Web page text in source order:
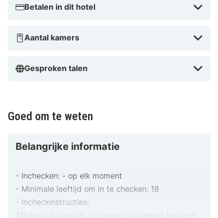
en ervaar alles wat B&B HOTEL Perpignan Sud Marché
Betalen in dit hotel
Aantal kamers
Gesproken talen
Goed om te weten
Belangrijke informatie
- Inchecken: - op elk moment
- Minimale leeftijd om in te checken: 18
- Incheckinstructies:
Afhankelijk van het accommodatiebeleid kan voor